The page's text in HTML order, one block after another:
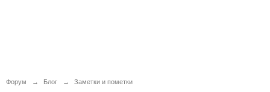
Форум → Блог → Заметки и пометки